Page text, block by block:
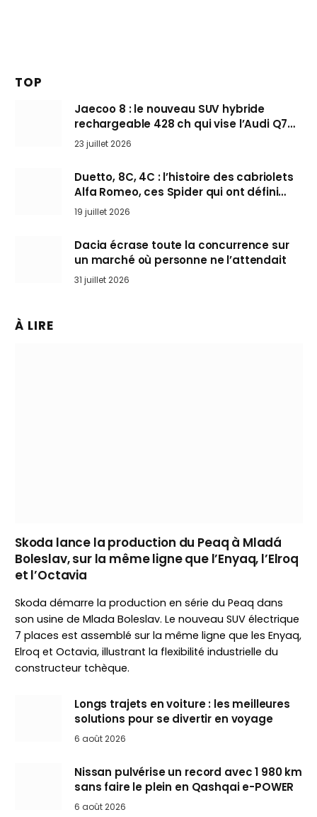
TOP
Jaecoo 8 : le nouveau SUV hybride
rechargeable 428 ch qui vise l’Audi Q7
arrive en Europe cet automne
23 juillet 2026
Duetto, 8C, 4C : l’histoire des cabriolets
Alfa Romeo, ces Spider qui ont défini
l’art de rouler cheveux au vent
19 juillet 2026
Dacia écrase toute la concurrence sur
un marché où personne ne l’attendait
31 juillet 2026
À LIRE
Skoda lance la production du Peaq à Mladá
Boleslav, sur la même ligne que l’Enyaq, l’Elroq
et l’Octavia
Skoda démarre la production en série du Peaq dans
son usine de Mlada Boleslav. Le nouveau SUV électrique
7 places est assemblé sur la même ligne que les Enyaq,
Elroq et Octavia, illustrant la flexibilité industrielle du
constructeur tchèque.
Longs trajets en voiture : les meilleures
solutions pour se divertir en voyage
6 août 2026
Nissan pulvérise un record avec 1 980 km
sans faire le plein en Qashqai e-POWER
6 août 2026